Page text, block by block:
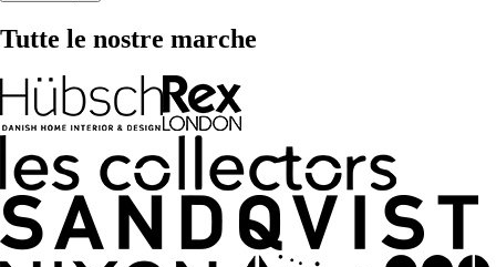
Tutte le nostre marche